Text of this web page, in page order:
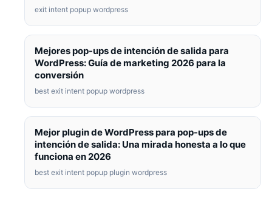
exit intent popup wordpress
Mejores pop-ups de intención de salida para
WordPress: Guía de marketing 2026 para la
conversión
best exit intent popup wordpress
Mejor plugin de WordPress para pop-ups de
intención de salida: Una mirada honesta a lo que
funciona en 2026
best exit intent popup plugin wordpress